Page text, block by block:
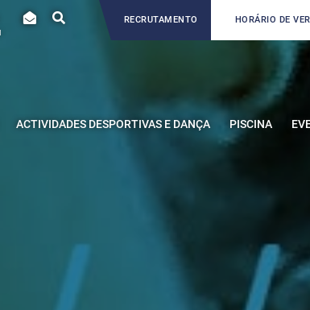
RECRUTAMENTO HORÁRIO DE
ACTIVIDADES DESPORTIVAS E DANÇA PISCINA